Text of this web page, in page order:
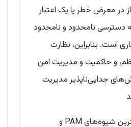
در معرض خطر یا یک اعتبار
دسترسی نامحدود و نامحدود
است. بنابراین، نظارت
و حاکمیت و مدیریت امن
جدایی‌ناپذیر مدیریت
اجازه دهید برخی از بهترین شیوه‌های PAM و